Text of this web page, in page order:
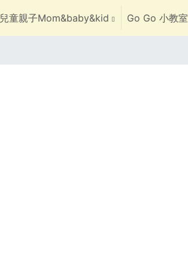
兒童親子Mom&baby&kid Go Go 小教室